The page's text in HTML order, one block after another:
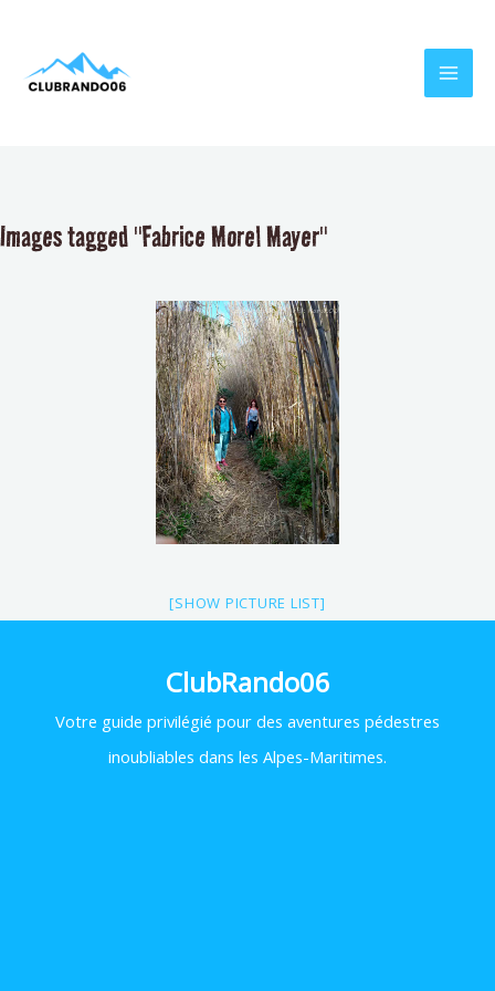
contenu
Images tagged "Fabrice Morel Mayer"
[SHOW PICTURE LIST]
ClubRando06
Votre guide privilégié pour des aventures pédestres
inoubliables dans les Alpes-Maritimes.